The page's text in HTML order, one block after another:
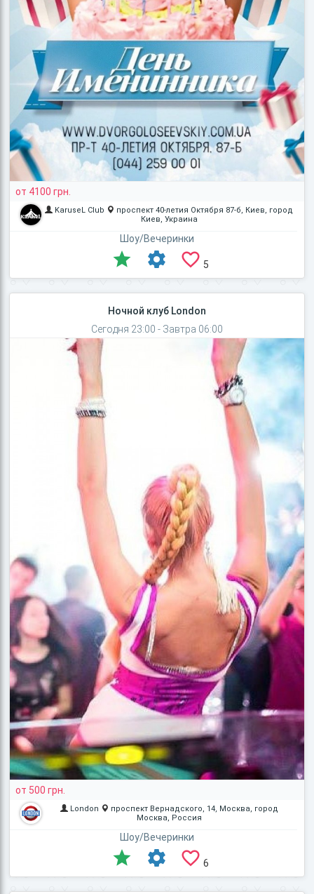
от 4100 грн.
KaruseL Сlub
проспект 40-летия Октября 87-б, Киев, город
Киев, Украина
Шоу/Вечеринки
5
Ночной клуб London
Сегодня 23:00 - Завтра 06:00
от 500 грн.
London
проспект Вернадского, 14, Москва, город
Москва, Россия
Шоу/Вечеринки
6